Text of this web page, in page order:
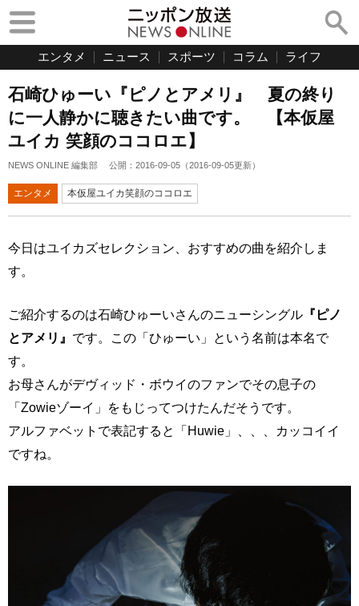
エンタメ ニュース スポーツ コラム ライフ
石崎ひゅーい『ピノとアメリ』 夏の終り
に一人静かに聴きたい曲です。 【本仮屋
ユイカ 笑顔のココロエ】
NEWS ONLINE 編集部 公開： 2016-09-05 （2016-09-05更新）
エンタメ 本仮屋ユイカ笑顔のココロエ
今日はユイカズセレクション、おすすめの曲を紹介しま
す。
ご紹介するのは石崎ひゅーいさんのニューシングル 『ピノ
とアメリ』 です。この「ひゅーい」という名前は本名で
す。
お母さんがデヴィッド・ボウイのファンでその息子の
「Zowieゾーイ」をもじってつけたんだそうです。
アルファベットで表記すると「Huwie」、、、カッコイイ
ですね。